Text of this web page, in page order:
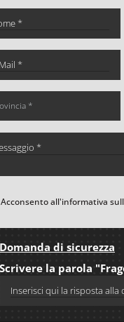
Acconsento all'informativa
Domanda di sicurezza
Scrivere la parola